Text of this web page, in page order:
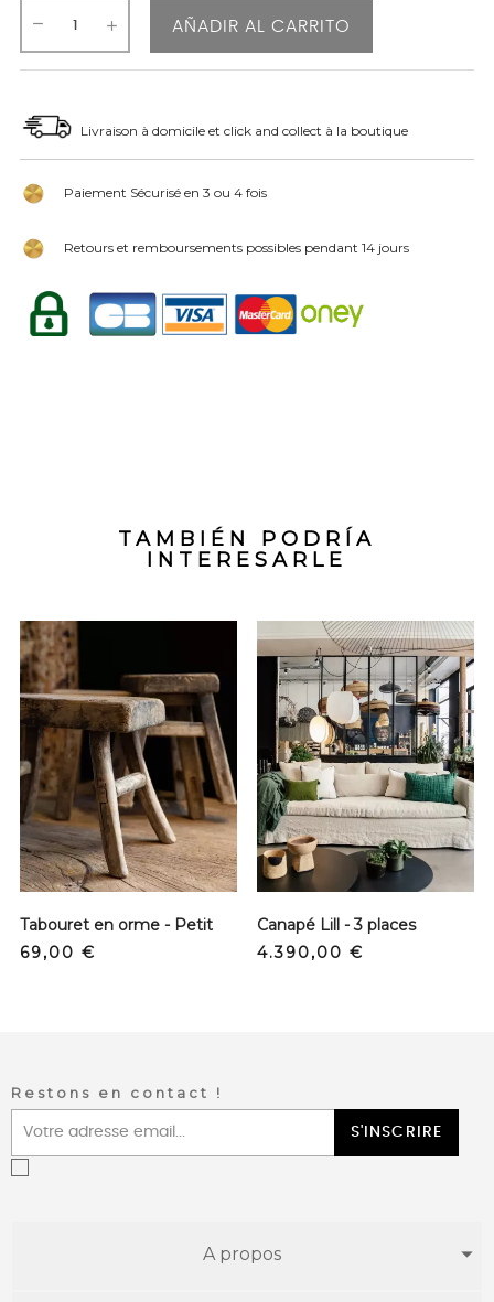
AÑADIR AL CARRITO
Livraison à domicile et click and collect à la boutique
Paiement Sécurisé en 3 ou 4 fois
Retours et remboursements possibles pendant 14 jours
TAMBIÉN PODRÍA
INTERESARLE
Tabouret en orme - Petit
Precio
69,00 €
Canapé Lill - 3 places
Precio
4.390,00 €
Restons en contact !
S'INSCRIRE
A propos